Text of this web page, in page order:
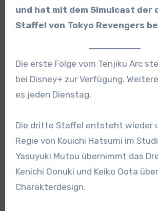
und hat mit dem Simulcast der
Staffel von Tokyo Revengers
Die erste Folge vom Tenjiku Arc
bei Disney+ zur Verfügung.
es jeden Dienstag.
Die dritte Staffel entsteht wieder
Regie von Kouichi Hatsumi im
Yasuyuki Mutou übernimmt das
Kenichi Oonuki und Keiko Oota
Charakterdesign.